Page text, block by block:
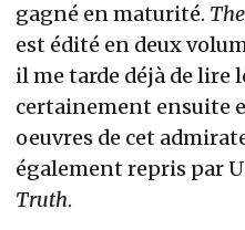
gagné en maturité.
est édité en deux
il me tarde déjà de lire
certainement ensuite
oeuvres de cet
également repris par
Truth.